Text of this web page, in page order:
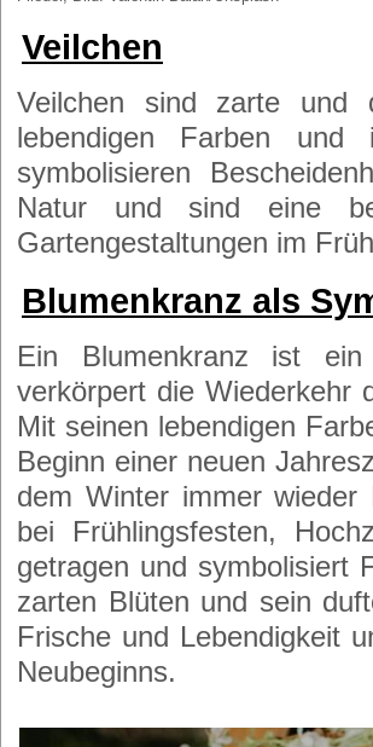
Veilchen
Veilchen sind zarte und
lebendigen Farben
symbolisieren
Natur und sind eine
Gartengestaltungen im
Blumenkranz als
Ein Blumenkranz ist
verkörpert die Wiederkehr
Mit seinen lebendigen
Beginn einer neuen
dem Winter immer
bei Frühlingsfesten,
getragen und symbolisiert
zarten Blüten und sein
Frische und Lebendigkeit
Neubeginns.